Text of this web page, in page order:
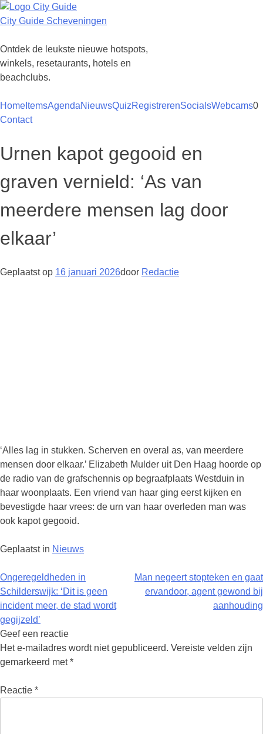
Ga
naar
inhoud
City Guide Scheveningen
Ontdek de leukste nieuwe hotspots,
winkels, resetaurants, hotels en
beachclubs.
Home ItemsAgendaNieuwsQuizRegistrerenSocialsWebcams
Contact
0
Urnen kapot gegooid en
graven vernield: ‘As van
meerdere mensen lag door
elkaar’
Geplaatst op 16 januari 2026door Redactie
‘Alles lag in stukken. Scherven en overal as, van meerdere
mensen door elkaar.’ Elizabeth Mulder uit Den Haag hoorde op
de radio van de grafschennis op begraafplaats Westduin in
haar woonplaats. Een vriend van haar ging eerst kijken en
bevestigde haar vrees: de urn van haar overleden man was
ook kapot gegooid.
Geplaatst in Nieuws
Berichtnavigatie
Ongeregeldheden in
Schilderswijk: ‘Dit is geen
incident meer, de stad wordt
gegijzeld’
Man negeert stopteken en gaat
ervandoor, agent gewond bij
aanhouding
Geef een reactie
Het e-mailadres wordt niet gepubliceerd. Vereiste velden zijn
gemarkeerd met*
Reactie *